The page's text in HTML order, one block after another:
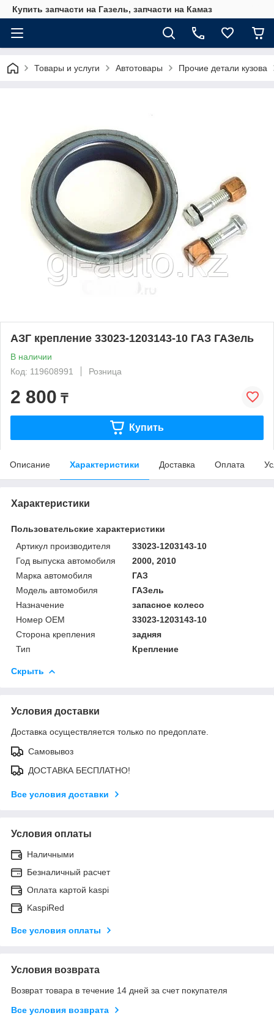
Купить запчасти на Газель, запчасти на Камаз
Товары и услуги Автотовары Прочие детали кузова
АЗГ крепление 33023-1203143-10 ГАЗ ГАЗель
В наличии
Код: 119608991
Розница
2 800 ₸
Купить
Описание Характеристики Доставка Оплата
Характеристики
Пользовательские характеристики
Артикул производителя
33023-1203143-10
Год выпуска автомобиля
2000, 2010
Марка автомобиля
ГАЗ
Модель автомобиля
ГАЗель
Назначение
запасное колесо
Номер OEM
33023-1203143-10
Сторона крепления
задняя
Тип
Крепление
Скрыть
Условия доставки
Доставка осуществляется только по предоплате.
Самовывоз
ДОСТАВКА БЕСПЛАТНО!
Все условия доставки
Условия оплаты
Наличными
Безналичный расчет
Оплата картой kaspi
KaspiRed
Все условия оплаты
Условия возврата
Возврат товара в течение 14 дней за счет покупателя
Все условия возврата